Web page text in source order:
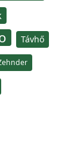
Távhő